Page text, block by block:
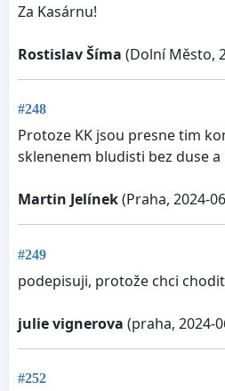
Za Kasárnu!
Rostislav Šíma (Dolní Město,
#248
Protoze KK jsou presne tim
sklenenem bludisti bez duse
Martin Jelínek(Praha, 2024-
#249
podepisuji, protože chci
julie vignerova (praha, 2024-
#252